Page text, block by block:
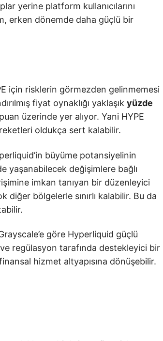
yerine platform kullanıcılarını
erken dönemde daha güçlü bir
için risklerin görmezden gelinmemesi
fiyat oynaklığı yaklaşık yüzde
üzerinde yer alıyor. Yani HYPE
oldukça sert kalabilir.
büyüme potansiyelinin
yaşanabilecek değişimlere bağlı
imkan tanıyan bir düzenleyici
bölgelerle sınırlı kalabilir. Bu da
göre Hyperliquid güçlü
regülasyon tarafında destekleyici bir
hizmet altyapısına dönüşebilir.